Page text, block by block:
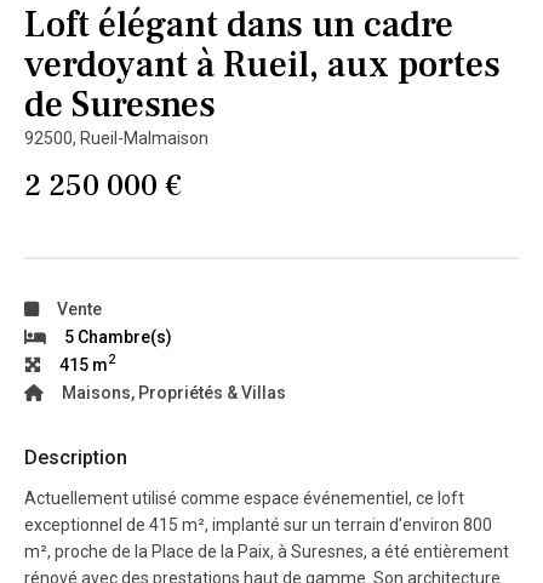
Loft élégant dans un cadre
verdoyant à Rueil, aux portes
de Suresnes
92500, Rueil-Malmaison
2 250 000 €
Vente
5 Chambre(s)
415 m2
Maisons, Propriétés & Villas
Description
Actuellement utilisé comme espace événementiel, ce loft
exceptionnel de 415 m², implanté sur un terrain d’environ 800
m², proche de la Place de la Paix, à Suresnes, a été entièrement
rénové avec des prestations haut de gamme. Son architecture